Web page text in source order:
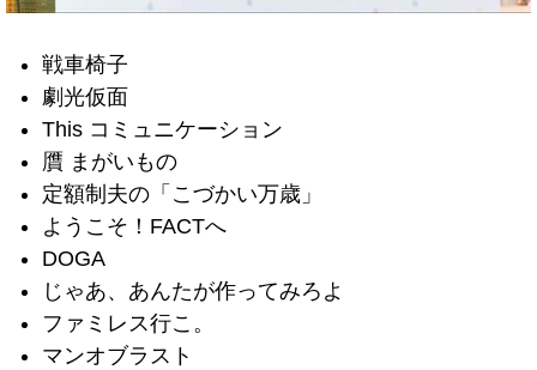
戦車椅子
劇光仮面
This コミュニケーション
贋 まがいもの
定額制夫の「こづかい万歳」
ようこそ！FACTへ
DOGA
じゃあ、あんたが作ってみろよ
ファミレス行こ。
マンオブラスト